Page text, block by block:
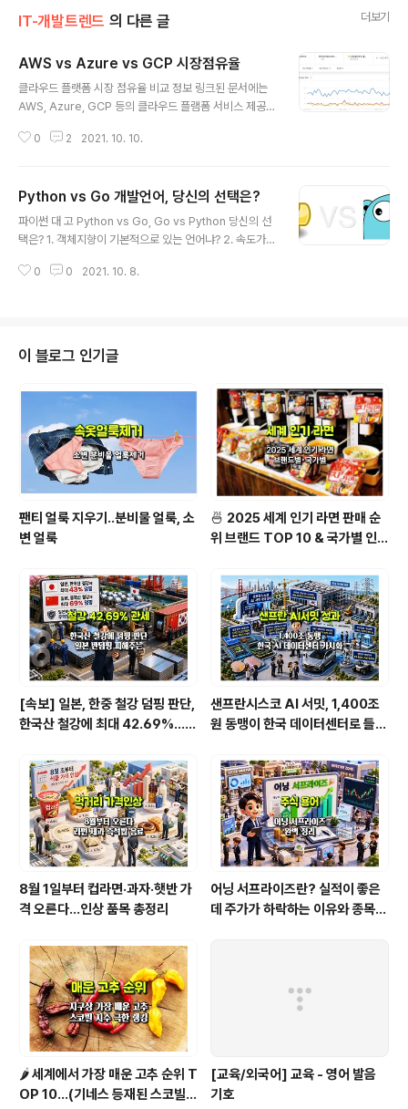
IT-개발트렌드 의 다른 글 더보기
AWS vs Azure vs GCP 시장점유율
클라우드 플랫폼 시장 점유율 비교 정보 링크된 문서에는
AWS, Azure, GCP 등의 클라우드 플램폼 서비스 제공
있습니다. Amazon Web Service의 시장 점유율은 31
ww.cisin.com/coffee-break/ko/technology/aws
-vs-azure-vs-google-cloud-market-share-20
21.html) 2021년 4월 기준으로 Canalys는 전 세계 클라
했다고 보고합니다. AWS가 시장의 32%를 점유하고 있
0 2 2021. 10. 10.
Python vs Go 개발언어, 당신의 선택은?
파이썬 대 고 Python vs Go, Go vs Python 당신의 선
택은? 1. 객체지향이 기본적으로 있는 언어냐? 2. 속도가
많은 언어냐? 5. 디버깅이 편리한 언어냐? 6. 연봉이 높은
택은? 하나만 선택할 문제는 아닙니다. 어느 언어를 더 선
호해서 제품을 만들어내고 솔루션을 생산해낼 것인가 입니
다. 아래에는 요즘 개발 언어 순위를 볼 수 있는 사이트 정
보입니다. 개발언어 순위 1. TIOBE 검색엔진 구글, 빙, 야
후, 위키피디아, 아마존, 유..
0 0 2021. 10. 8.
이 블로그 인기글
팬티 얼룩 지우기..분비물 얼룩, 소
변 얼룩
🍜 2025 세계 인기 라면 판매 순
위 브랜드 TOP 10 & 국가별 인기
[속보] 일본, 한중 철강 덤핑 판단,
한국산 철강에 최대 42.69%…직
샌프란시스코 AI 서밋, 1,400조
원 동맹이 한국 데이터센터로 들어
8월 1일부터 컵라면·과자·햇반 가
격 오른다…인상 품목 총정리
어닝 서프라이즈란? 실적이 좋은
데 주가가 하락하는 이유와 종목
🌶️ 세계에서 가장 매운 고추 순위 T
OP 10...(기네스 등재된 스코빌
[교육/외국어] 교육 - 영어 발음
기호